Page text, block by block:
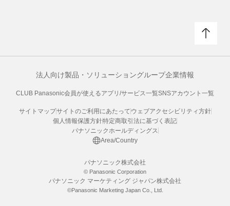
法人向け製品・ソリューショングループ企業情報
CLUB Panasonic会員が使えるアプリ/サービス一覧SNSアカウント一覧
サイトマップサイトのご利用にあたって ウェブアクセシビリティ方針
個人情報保護方針特定商取引法に基づく表記
パナソニックホールディングス
Area/Country
パナソニック株式会社
© Panasonic Corporation
パナソニック マーケティング ジャパン株式会社
©Panasonic Marketing Japan Co., Ltd.